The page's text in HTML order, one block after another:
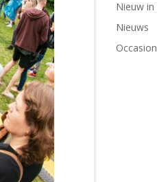
Nieuw
Nieuws